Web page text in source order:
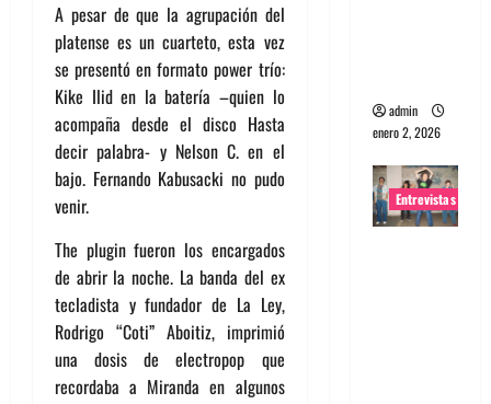
A pesar de que la agrupación del
platense es un cuarteto, esta vez
se presentó en formato power trío:
Kike Ilid en la batería –quien lo
acompaña desde el disco Hasta
decir palabra- y Nelson C. en el
bajo. Fernando Kabusacki no pudo
venir.
The plugin fueron los encargados
de abrir la noche. La banda del ex
tecladista y fundador de La Ley,
Rodrigo “Coti” Aboitiz, imprimió
una dosis de electropop que
recordaba a Miranda en algunos
admin
enero 2, 2026
Entrevistas